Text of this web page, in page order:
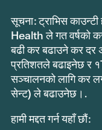
सूचना: ट्राभिस
Health ले गत वर्षको
बढी कर बढाउने कर दर
प्रतिशतले बढाइनेछ र
सञ्चालनको लागि कर
सेन्ट) ले बढाउनेछ।.
हामी मद्दत गर्न यहाँ छौं: